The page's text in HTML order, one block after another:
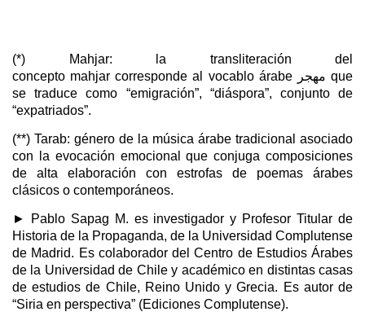
(*) Mahjar: la transliteración del
concepto mahjar corresponde al vocablo árabe مهجر que
se traduce como “emigración”, “diáspora”, conjunto de
“expatriados”.
(**) Tarab: género de la música árabe tradicional asociado
con la evocación emocional que conjuga composiciones
de alta elaboración con estrofas de poemas árabes
clásicos o contemporáneos.
► Pablo Sapag M. es investigador y Profesor Titular de
Historia de la Propaganda, de la Universidad Complutense
de Madrid. Es colaborador del Centro de Estudios Árabes
de la Universidad de Chile y académico en distintas casas
de estudios de Chile, Reino Unido y Grecia. Es autor de
“Siria en perspectiva” (Ediciones Complutense).